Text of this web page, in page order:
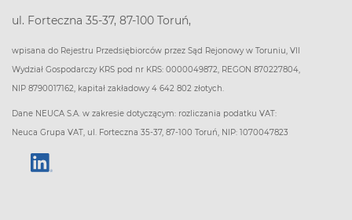
ul. Forteczna 35-37, 87-100 Toruń,
wpisana do Rejestru Przedsiębiorców przez Sąd Rejonowy w Toruniu, VII
Wydział Gospodarczy KRS pod nr KRS: 0000049872, REGON 870227804,
NIP 8790017162, kapitał zakładowy 4 642 802 złotych.
Dane NEUCA S.A. w zakresie dotyczącym: rozliczania podatku VAT:
Neuca Grupa VAT, ul. Forteczna 35-37, 87-100 Toruń, NIP: 1070047823